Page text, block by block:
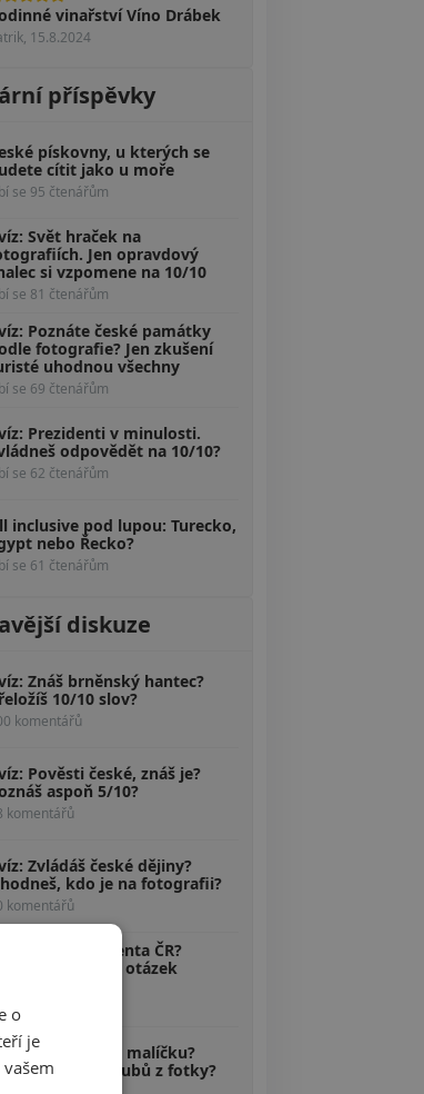
vinařství Víno Drábek
15.8.2024
příspěvky
pískovny, u kterých se
cítit jako u moře
se 95 čtenářům
Svět hraček na
Jen opravdový
si vzpomene na 10/10
se 81 čtenářům
Poznáte české památky
fotografie? Jen zkušení
uhodnou všechny
se 69 čtenářům
Prezidenti v minulosti.
odpovědět na 10/10?
se 62 čtenářům
inclusive pod lupou: Turecko,
nebo Řecko?
se 61 čtenářům
diskuze
Znáš brněnský hantec?
10/10 slov?
komentářů
Pověsti české, znáš je?
aspoň 5/10?
komentářů
Zvládáš české dějiny?
kdo je na fotografii?
komentářů
Znáš prezidenta ČR?
na 10/10 otázek
komentářů
Máš fotbal v malíčku?
10/10 klubů z fotky?
o
je